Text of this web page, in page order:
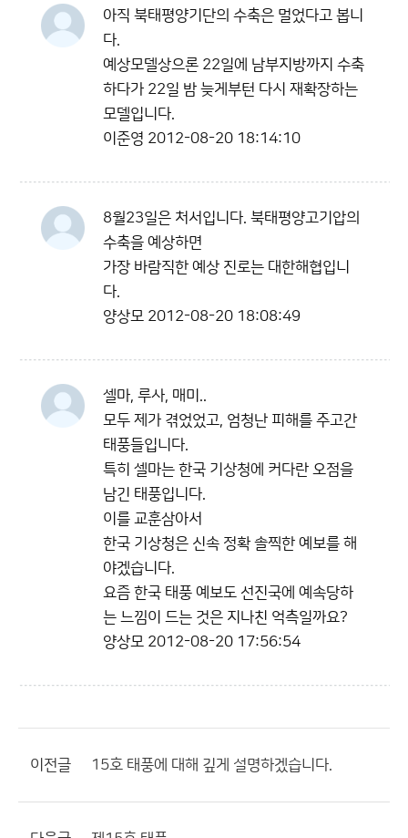
아직 북태평양기단의 수축은 멀었다고 봅니
다.
예상모델상으론 22일에 남부지방까지 수축
하다가 22일 밤 늦게부턴 다시 재확장하는
모델입니다.
이준영 2012-08-20 18:14:10
8월23일은 처서입니다. 북태평양고기압의
수축을 예상하면
가장 바람직한 예상 진로는 대한해협입니
다.
양상모 2012-08-20 18:08:49
셀마, 루사, 매미..
모두 제가 겪었었고, 엄청난 피해를 주고간
태풍들입니다.
특히 셀마는 한국 기상청에 커다란 오점을
남긴 태풍입니다.
이를 교훈삼아서
한국 기상청은 신속 정확 솔찍한 예보를 해
야겠습니다.
요즘 한국 태풍 예보도 선진국에 예속당하
는 느낌이 드는 것은 지나친 억측일까요?
양상모 2012-08-20 17:56:54
이전글 15호 태풍에 대해 깊게 설명하겠습니다.